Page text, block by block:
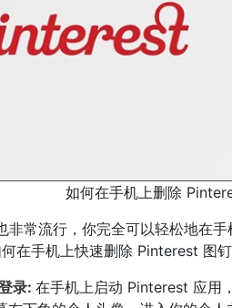
如何在手机上删除
常流行，你完全可以轻松地在
在手机上快速删除 Pinterest 图钉
录: 在手机上启动 Pinterest 应用